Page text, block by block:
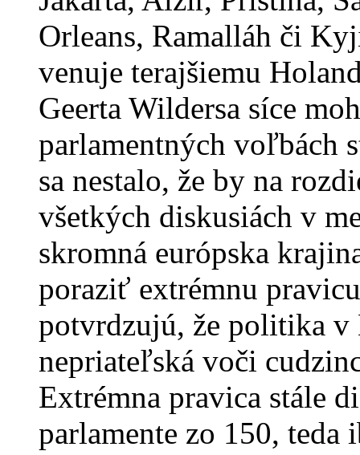
Orleans, Ramalláh či
venuje terajšiemu
Geerta Wildersa síce
parlamentných voľbách
sa nestalo, že by na
všetkých diskusiách v
skromná európska
poraziť extrémnu
potvrdzujú, že politika v
nepriateľská voči
Extrémna pravica stále
parlamente zo 150, teda